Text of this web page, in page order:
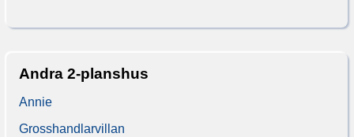
Andra 2-planshus
Annie
Grosshandlarvillan